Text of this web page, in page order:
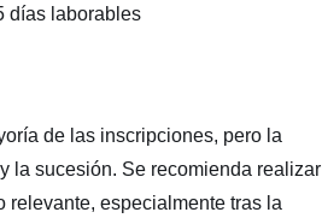
días laborables
de las inscripciones, pero la
la sucesión. Se recomienda realizar
especialmente tras la